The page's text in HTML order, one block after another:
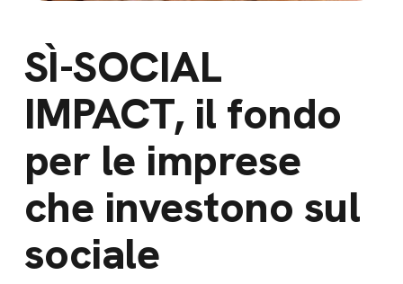
SÌ-SOCIAL
IMPACT, il fondo
per le imprese
che investono sul
sociale
Bilancio di
missione
News e
appuntamenti
News
Appuntamenti
dal Sud
pubblicazioni
Docufilm
Videomagazine
e blog progetti